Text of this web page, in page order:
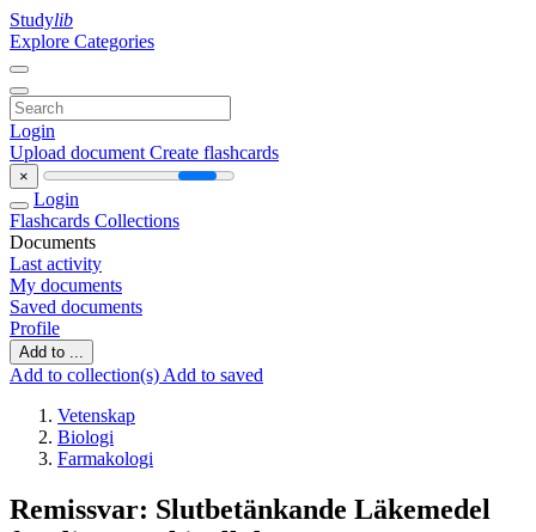
Studylib
Explore Categories
Login
Upload document Create flashcards
×
Login
Flashcards Collections
Documents
Last activity
My documents
Saved documents
Profile
Add to ...
Add to collection(s) Add to saved
Vetenskap
Biologi
Farmakologi
Remissvar: Slutbetänkande Läkemedel